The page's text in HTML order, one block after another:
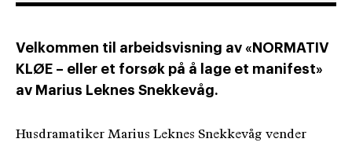
Velkommen til arbeidsvisning av «NORMATIV
KLØE – eller et forsøk på å lage et manifest»
av Marius Leknes Snekkevåg.
Husdramatiker Marius Leknes Snekkevåg vender